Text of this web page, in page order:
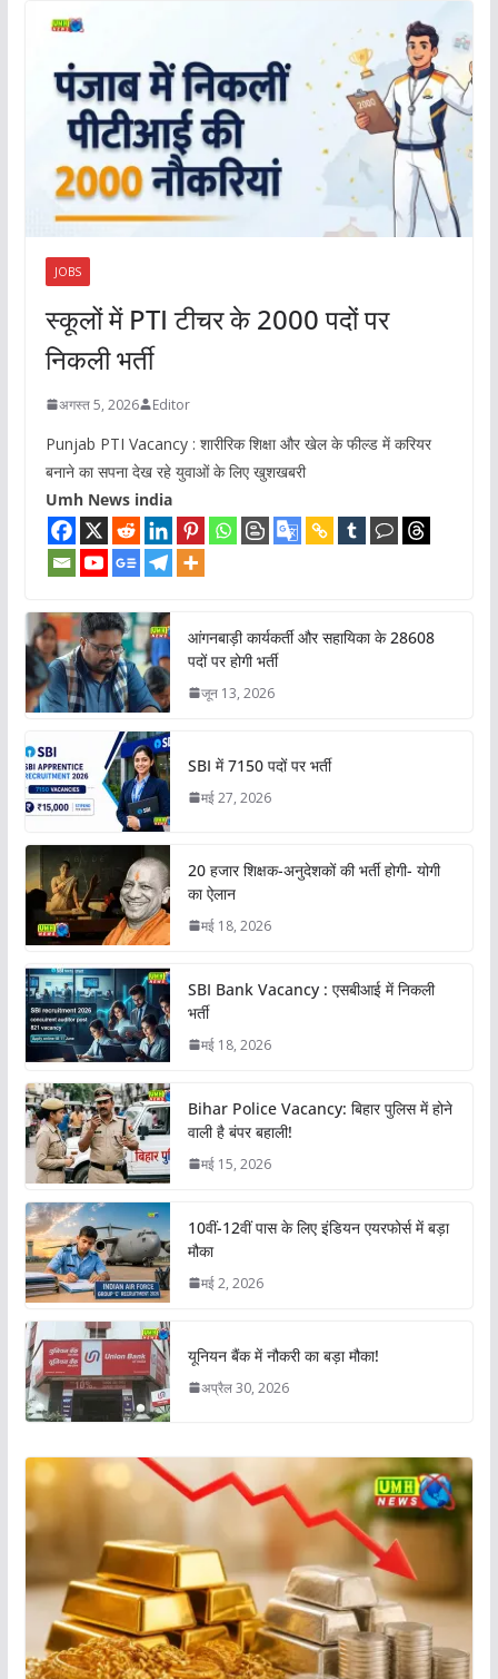
JOBS
स्कूलों में PTI टीचर के 2000 पदों पर
निकली भर्ती
अगस्त 5, 2026 Editor
Punjab PTI Vacancy : शारीरिक शिक्षा और खेल के फील्ड में करियर
बनाने का सपना देख रहे युवाओं के लिए खुशखबरी
Umh News india
आंगनबाड़ी कार्यकर्ती और सहायिका के 28608
पदों पर होगी भर्ती
जून 13, 2026
SBI में 7150 पदों पर भर्ती
मई 27, 2026
20 हजार शिक्षक-अनुदेशकों की भर्ती होगी- योगी
का ऐलान
मई 18, 2026
SBI Bank Vacancy : एसबीआई में निकली
भर्ती
मई 18, 2026
Bihar Police Vacancy: बिहार पुलिस में होने
वाली है बंपर बहाली!
मई 15, 2026
10वीं-12वीं पास के लिए इंडियन एयरफोर्स में बड़ा
मौका
मई 2, 2026
यूनियन बैंक में नौकरी का बड़ा मौका!
अप्रैल 30, 2026